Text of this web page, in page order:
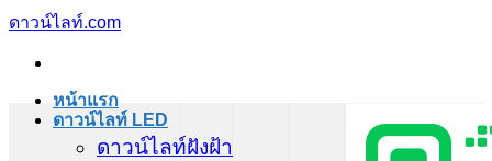
ข้าม
เนื้อหา
ดาวน์ไลท์.com
หน้าแรก
ดาวน์ไลท์ LED
ดาวน์ไลท์ฝังฝ้า